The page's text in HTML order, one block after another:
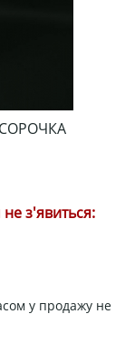
з'явиться:
у продажу не